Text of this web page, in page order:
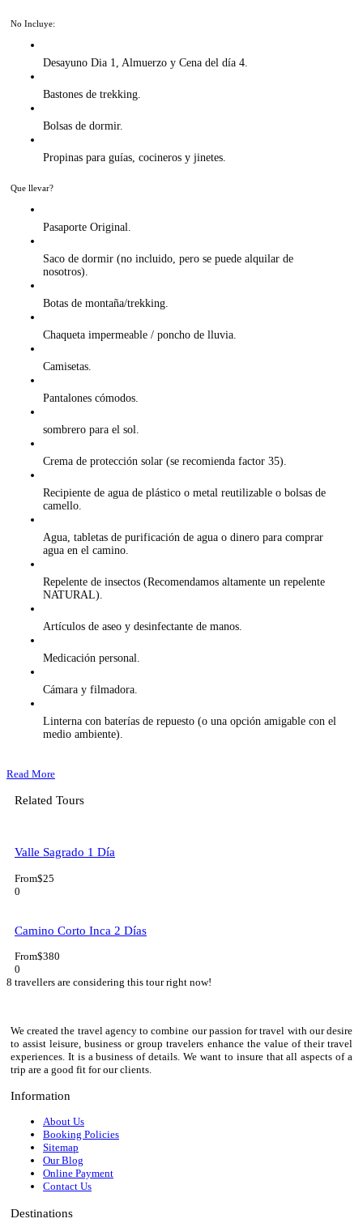
No Incluye:
Desayuno Dia 1, Almuerzo y Cena del día 4.
Bastones de trekking.
Bolsas de dormir.
Propinas para guías, cocineros y jinetes.
Que llevar?
Pasaporte Original.
Saco de dormir (no incluido, pero se puede alquilar de
nosotros).
Botas de montaña/trekking.
Chaqueta impermeable / poncho de lluvia.
Camisetas.
Pantalones cómodos.
sombrero para el sol.
Crema de protección solar (se recomienda factor 35).
Recipiente de agua de plástico o metal reutilizable o bolsas de
camello.
Agua, tabletas de purificación de agua o dinero para comprar
agua en el camino.
Repelente de insectos (Recomendamos altamente un repelente
NATURAL).
Artículos de aseo y desinfectante de manos.
Medicación personal.
Cámara y filmadora.
Linterna con baterías de repuesto (o una opción amigable con el
medio ambiente).
Read More
Related Tours
Valle Sagrado 1 Día
From$25
0
Camino Corto Inca 2 Días
From$380
0
8 travellers are considering this tour right now!
We created the travel agency to combine our passion for travel with our desire
to assist leisure, business or group travelers enhance the value of their travel
experiences. It is a business of details. We want to insure that all aspects of a
trip are a good fit for our clients.
Information
About Us
Booking Policies
Sitemap
Our Blog
Online Payment
Contact Us
Destinations